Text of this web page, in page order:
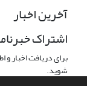
آخرین اخبار
اشتراک
برای دریافت اخبار
شوید.